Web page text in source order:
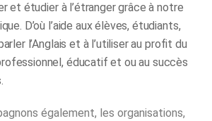
et étudier à l’étranger grâce à notre
D’où l’aide aux élèves, étudiants,
l’Anglais et à l’utiliser au profit du
éducatif et ou au succès
également, les organisations,